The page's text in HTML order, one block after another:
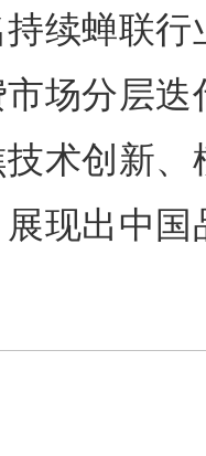
续蝉联
场分层
术创新
现出中